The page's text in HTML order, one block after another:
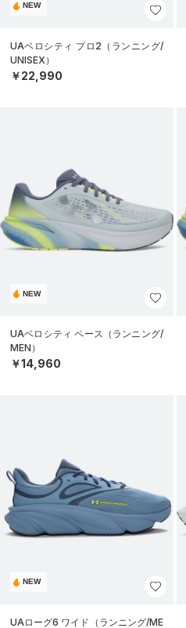
NEW
UAベロシティ プロ2（ランニング/
UNISEX）
￥22,990
NEW
UAベロシティ ペース（ランニング/
MEN）
￥14,960
NEW
UAローグ6 ワイド（ランニング/ME